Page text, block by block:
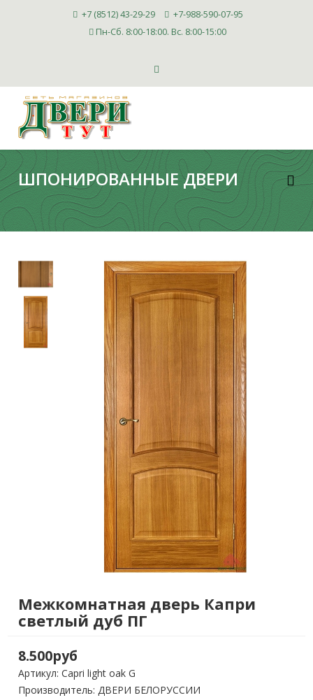
+7 (8512) 43-29-29
+7-988-590-07-95
Пн-Сб. 8:00-18:00. Вс. 8:00-15:00
ШПОНИРОВАННЫЕ ДВЕРИ
Межкомнатная дверь Капри
светлый дуб ПГ
8.500руб
Артикул: Capri light oak G
Производитель: ДВЕРИ БЕЛОРУССИИ